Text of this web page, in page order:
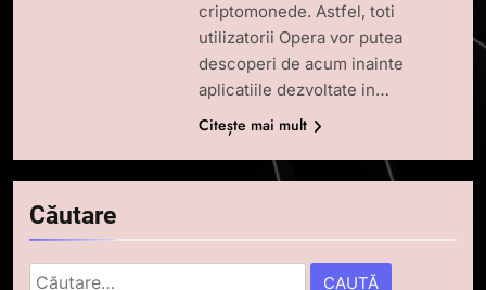
criptomonede. Astfel, toti
utilizatorii Opera vor putea
descoperi de acum inainte
aplicatiile dezvoltate in…
Citește mai mult
Căutare
Caută